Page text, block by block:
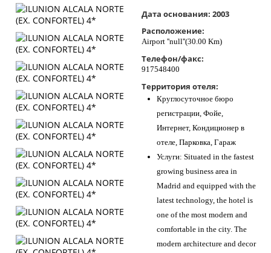
Дата основания: 2003
Расположение:
Airport ''null''(30.00 Km)
Телефон/факс:
917548400
Территория отеля:
Круглосуточное бюро
регистрации, Фойе,
Интернет, Кондиционер в
отеле, Парковка, Гараж
Услуги: Situated in the fastest
growing business area in
Madrid and equipped with the
latest technology, the hotel is
one of the most modern and
comfortable in the city. The
modern architecture and decor